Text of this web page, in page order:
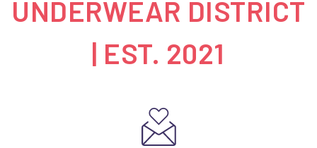
UNDERWEAR DISTRICT
| EST. 2021